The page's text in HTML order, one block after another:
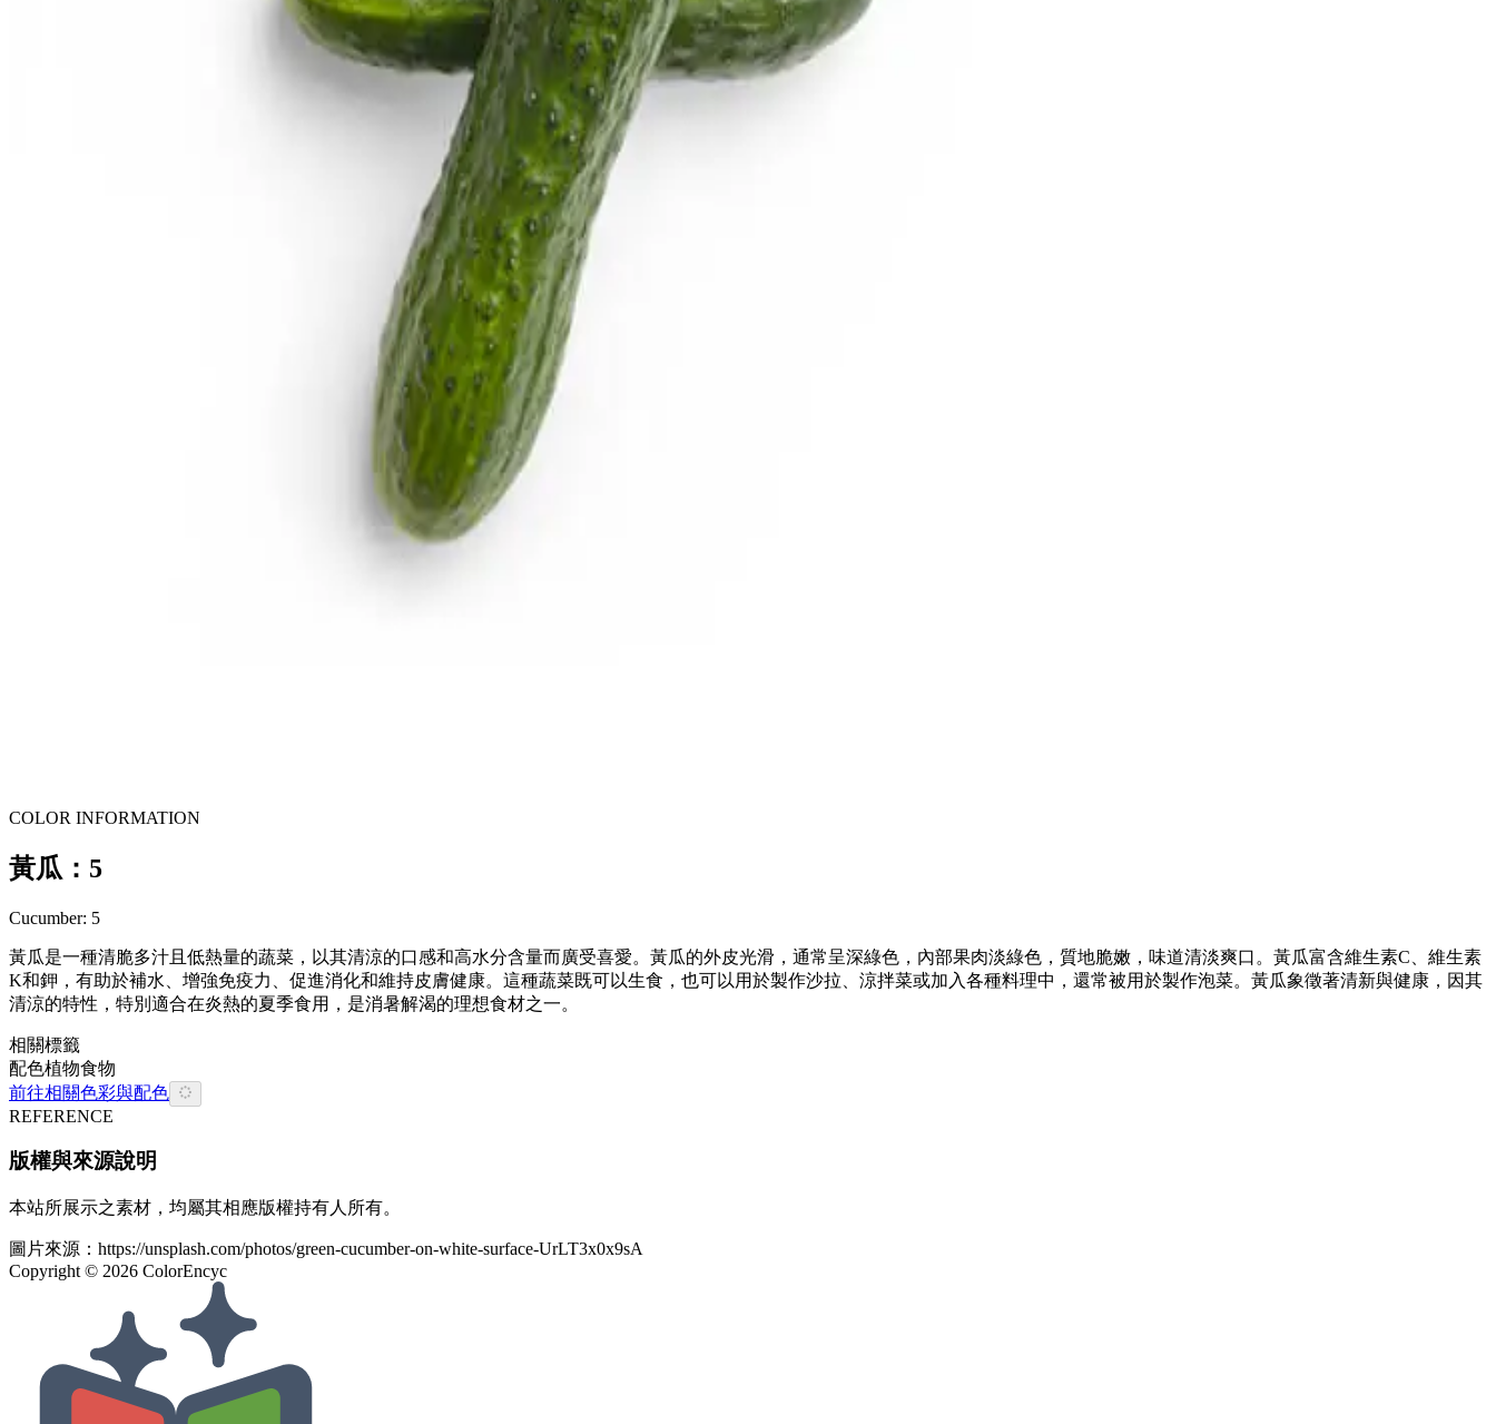
COLOR INFORMATION
黃瓜：5
Cucumber: 5
黃瓜是一種清脆多汁且低熱量的蔬菜，以其清涼的口感和高水分含量而廣受喜愛。黃瓜的外皮光滑，通常呈深綠色，內部果肉淡綠色，質地脆嫩，味道清淡爽口。黃瓜富含維生素C、維生素
K和鉀，有助於補水、增強免疫力、促進消化和維持皮膚健康。這種蔬菜既可以生食，也可以用於製作沙拉、涼拌菜或加入各種料理中，還常被用於製作泡菜。黃瓜象徵著清新與健康，因其
清涼的特性，特別適合在炎熱的夏季食用，是消暑解渴的理想食材之一。
相關標籤
配色植物食物
前往相關色彩與配色
REFERENCE
版權與來源說明
本站所展示之素材，均屬其相應版權持有人所有。
圖片來源： https://unsplash.com/photos/green-cucumber-on-white-surface-UrLT3x0x9sA
Copyright © 2026 ColorEncyc